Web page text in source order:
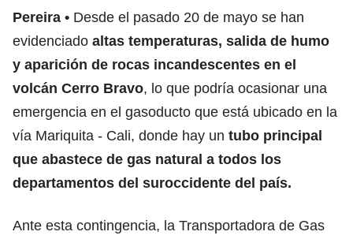
Pereira
Desde el pasado 20 de mayo se han
evidenciado altas temperaturas, salida de humo
y aparición de rocas incandescentes en el
volcán Cerro Bravo, lo que podría ocasionar una
emergencia en el gasoducto que está ubicado en la
vía Mariquita - Cali, donde hay un tubo principal
que abastece de gas natural a todos los
departamentos del suroccidente del país.
Ante esta contingencia, la Transportadora de Gas